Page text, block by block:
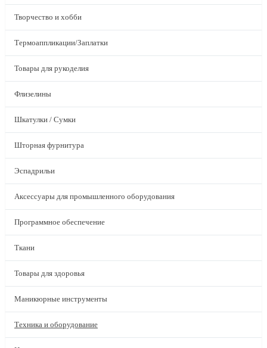
Творчество и хобби
Термоаппликации/Заплатки
Товары для рукоделия
Флизелины
Шкатулки / Сумки
Шторная фурнитура
Эспадрильи
Аксессуары для промышленного оборудования
Программное обеспечение
Ткани
Товары для здоровья
Маникюрные инструменты
Техника и оборудование